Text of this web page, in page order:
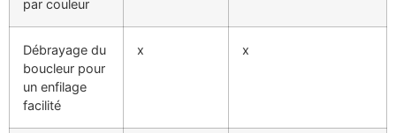
par couleur
Débrayage du
boucleur pour
un enfilage
facilité
x x